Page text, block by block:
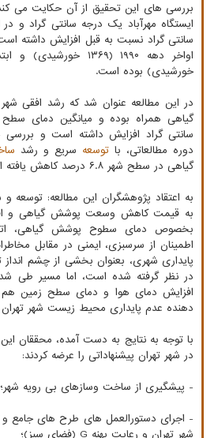
بررسی های این تحقیق از آن حکایت می
سانتی گراد نسبت به قبل افزایش داشته
خورشیدی) بوده است.
در این مطالعه عنوان شد که رشد افقی
گیاهی همراه بوده و میانگین دمای
دوره مطالعاتی، با توسعه سریع و رشد
گیاهی در سطح شهر ۶.۸ درصد کاهش یافته است.
به اعتقاد پژوهشگران این مطالعه: توسعه
به قیمت کاهش وسعت پوشش گیاهی و
بخصوص دمای سطوح پوشش گیاهی،
اطمینان از سرسبزی، ایمنی در مقابل
پایداری شهری، بعنوان بخشی از چشم
در نظر گرفته شده است، اما مسیر طی
افزایش دمای هوا و دمای سطح زمین
دهنده عدم پایداری محیط زیست شهر
با توجه به نتایج به دست آمده، محققان
در شهر تهران پیشنهاداتی را عرضه کردند:
- پیشگیری از ساخت وسازهای بی رویه شهر؛
- اجرای دستورالعمل های طرح های جامع
شهر تهران و رعایت پهنه G (فضای سبز)؛